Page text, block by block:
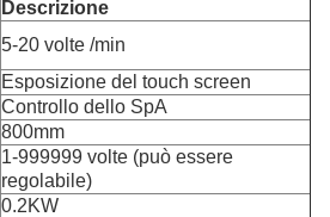
Descrizione
5-20 volte /min
Esposizione del touch screen
Controllo dello SpA
800mm
1-999999 volte (può essere
regolabile)
0.2KW